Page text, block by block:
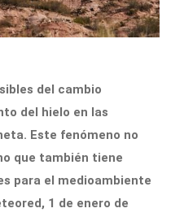
del cambio
del hielo en las
Este fenómeno no
que también tiene
para el medioambiente
1 de enero de